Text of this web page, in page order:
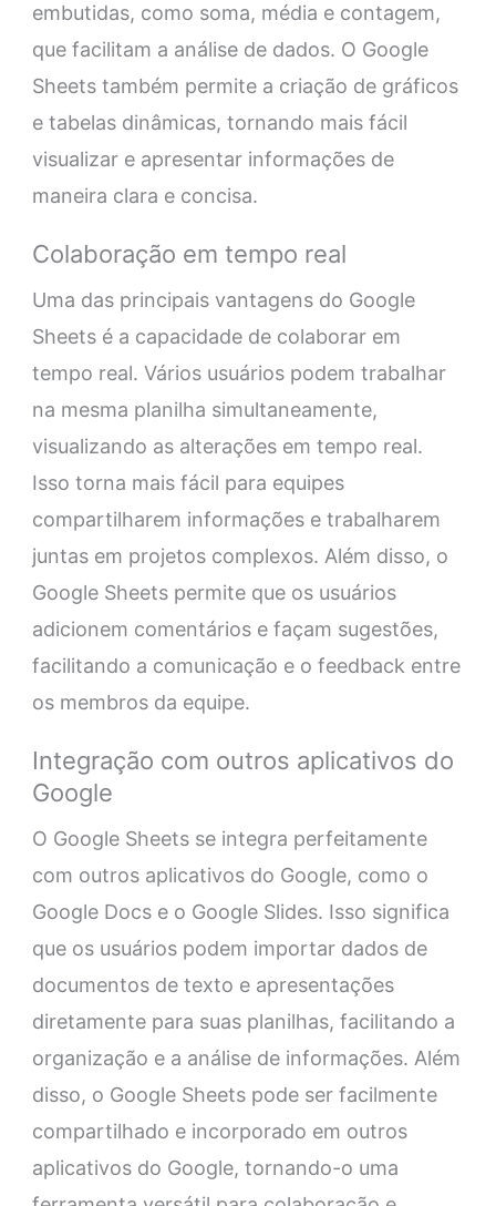
embutidas, como soma, média e contagem,
que facilitam a análise de dados. O Google
Sheets também permite a criação de gráficos
e tabelas dinâmicas, tornando mais fácil
visualizar e apresentar informações de
maneira clara e concisa.
Colaboração em tempo real
Uma das principais vantagens do Google
Sheets é a capacidade de colaborar em
tempo real. Vários usuários podem trabalhar
na mesma planilha simultaneamente,
visualizando as alterações em tempo real.
Isso torna mais fácil para equipes
compartilharem informações e trabalharem
juntas em projetos complexos. Além disso, o
Google Sheets permite que os usuários
adicionem comentários e façam sugestões,
facilitando a comunicação e o feedback entre
os membros da equipe.
Integração com outros aplicativos do
Google
O Google Sheets se integra perfeitamente
com outros aplicativos do Google, como o
Google Docs e o Google Slides. Isso significa
que os usuários podem importar dados de
documentos de texto e apresentações
diretamente para suas planilhas, facilitando a
organização e a análise de informações. Além
disso, o Google Sheets pode ser facilmente
compartilhado e incorporado em outros
aplicativos do Google, tornando-o uma